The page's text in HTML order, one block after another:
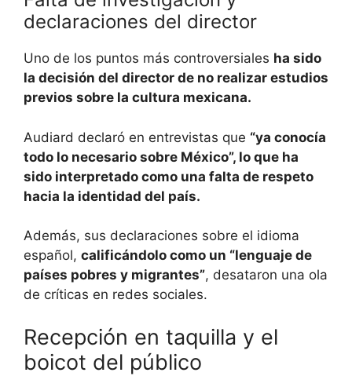
declaraciones del director
Uno de los puntos más controversiales ha sido
la decisión del director de no realizar estudios
previos sobre la cultura mexicana.
Audiard declaró en entrevistas que “ya conocía
todo lo necesario sobre México”, lo que ha
sido interpretado como una falta de respeto
hacia la identidad del país.
Además, sus declaraciones sobre el idioma
español, calificándolo como un “lenguaje de
países pobres y migrantes”, desataron una ola
de críticas en redes sociales.
Recepción en taquilla y el
boicot del público